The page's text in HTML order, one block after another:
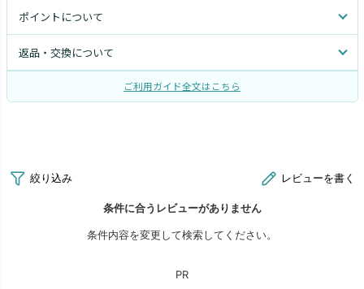
ポイントについて
返品・交換について
ご利用ガイド全文はこちら